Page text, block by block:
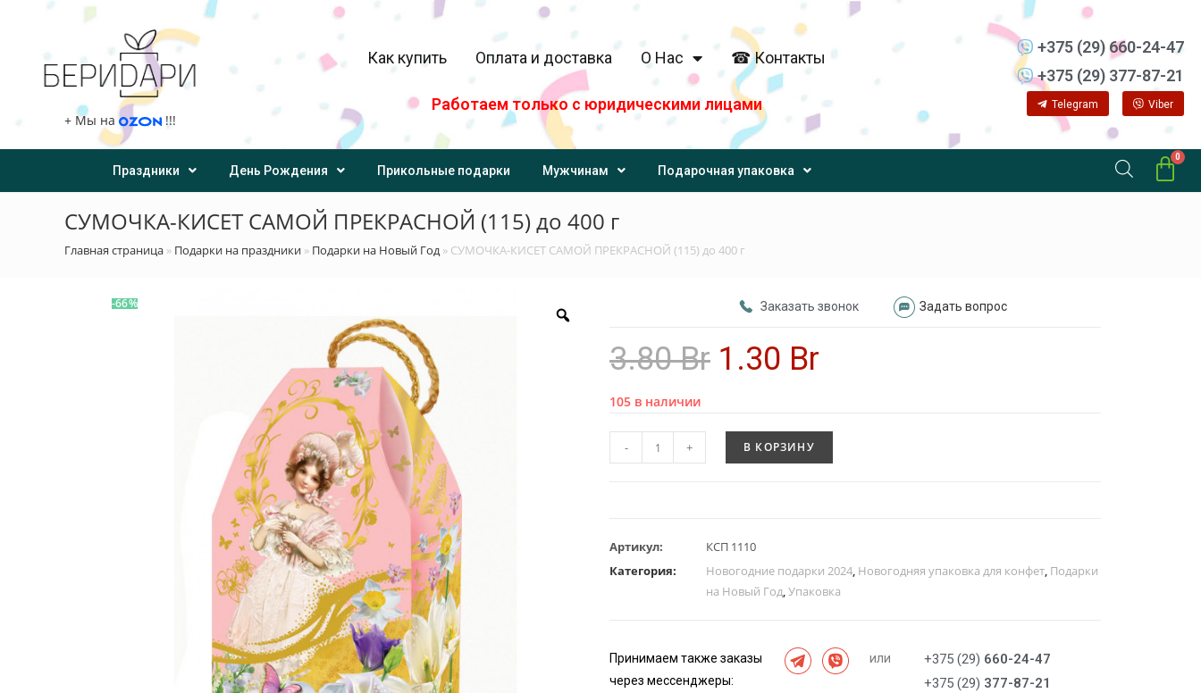
+ Мы на !!!
Как купить Оплата и доставка О Нас ☎ Контакты
Работаем только с юридическими лицами
+375 (29) 660-24-47
+375 (29) 377-87-21
Telegram Viber
Праздники День Рождения Прикольные подарки Мужчинам Подарочная упаковка
СУМОЧКА-КИСЕТ САМОЙ ПРЕКРАСНОЙ (115) до 400 г
Главная страница » Подарки на праздники » Подарки на Новый Год» СУМОЧКА-КИСЕТ САМОЙ ПРЕКРАСНОЙ (115) до 400 г
-66% Заказать звонок Задать вопрос
3.80Br 1.30 Br
105 в наличии
- + В КОРЗИНУ
Артикул:
КСП 1110
Категория:
Новогодние подарки 2024, Новогодняя упаковка для конфет, Подарки
на Новый Год,Упаковка
Принимаем также заказы
через мессенджеры:
или +375 (29) 660-24-47
+375 (29) 377-87-21